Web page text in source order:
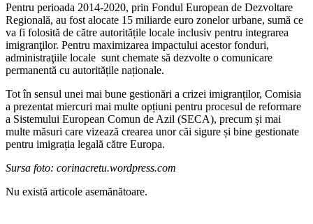
Pentru perioada 2014-2020, prin Fondul European de Dezvoltare
Regională, au fost alocate 15 miliarde euro zonelor urbane, sumă ce
va fi folosită de către autoritățile locale inclusiv pentru integrarea
imigranţilor. Pentru maximizarea impactului acestor fonduri,
administraţiile locale sunt chemate să dezvolte o comunicare
permanentă cu autoritățile naționale.
Tot în sensul unei mai bune gestionări a crizei imigranților, Comisia
a prezentat miercuri mai multe opțiuni pentru procesul de reformare
a Sistemului European Comun de Azil (SECA), precum și mai
multe măsuri care vizează crearea unor căi sigure și bine gestionate
pentru imigrația legală către Europa.
Sursa foto: corinacretu.wordpress.com
Nu există articole asemănătoare.